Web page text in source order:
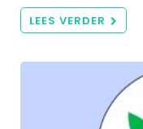
LEES VERDER